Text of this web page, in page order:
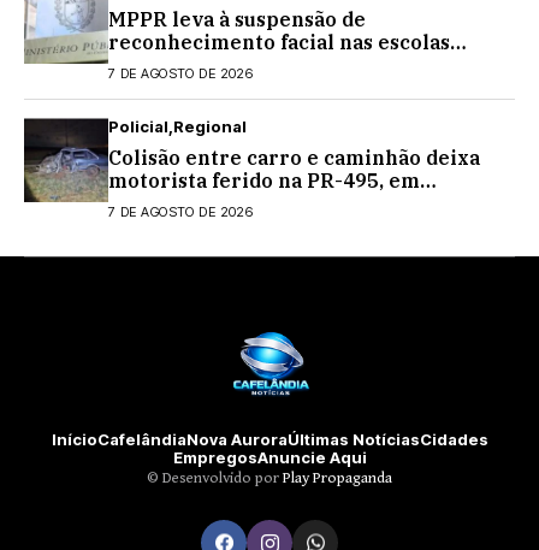
MPPR leva à suspensão de
reconhecimento facial nas escolas
estaduais
7 DE AGOSTO DE 2026
Policial Regional
Colisão entre carro e caminhão deixa
motorista ferido na PR-495, em
Medianeira
7 DE AGOSTO DE 2026
InícioCafelândiaNova AuroraÚltimas NotíciasCidades
EmpregosAnuncie Aqui
©️ Desenvolvido por Play Propaganda